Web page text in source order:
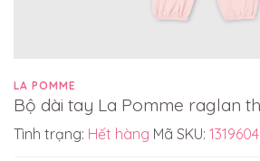
LA POMME
Bộ dài tay La Pomme raglan
Tình trạng: Hết hàng Mã SKU: